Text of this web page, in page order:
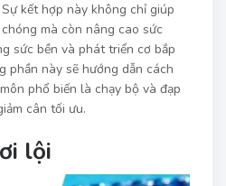
kết hợp này không chỉ giúp
mà còn nâng cao sức
sức bền và phát triển cơ bắp
phần này sẽ hướng dẫn cách
phổ biến là chạy bộ và đạp
cân tối ưu.
lội